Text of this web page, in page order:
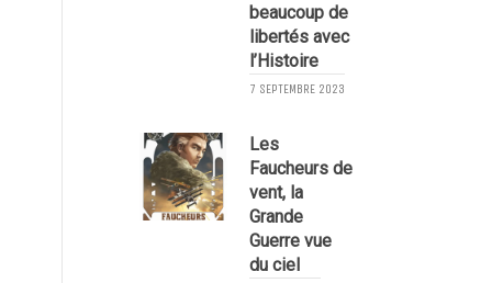
beaucoup de
libertés avec
l’Histoire
7 SEPTEMBRE 2023
Les
Faucheurs de
vent, la
Grande
Guerre vue
du ciel